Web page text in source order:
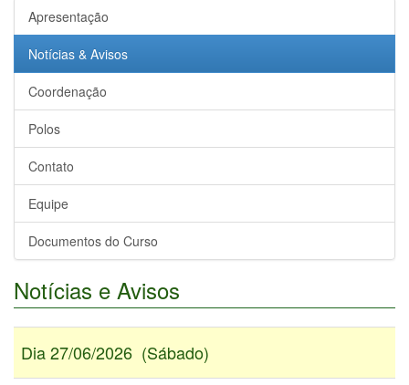
Apresentação
Notícias & Avisos
Coordenação
Polos
Contato
Equipe
Documentos do Curso
Notícias e Avisos
Dia 27/06/2026 (Sábado)